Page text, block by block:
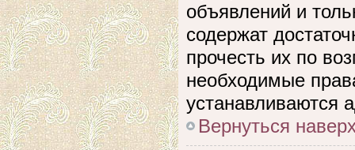
объявлений и
содержат
прочесть их по
необходимые
устанавливаются
Вернуться